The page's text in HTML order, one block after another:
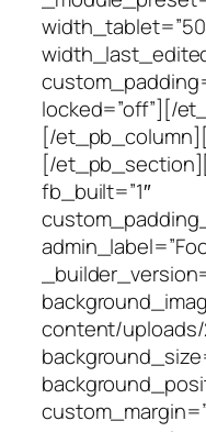
locked=”off”][/
[/
[/
fb_built=”1″
content/uploads/